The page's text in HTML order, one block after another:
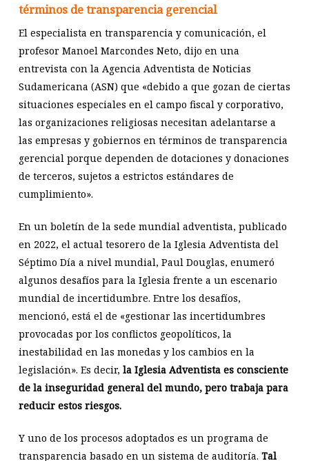
términos de transparencia gerencial
El especialista en transparencia y comunicación, el
profesor Manoel Marcondes Neto, dijo en una
entrevista con la Agencia Adventista de Noticias
Sudamericana (ASN) que «debido a que gozan de ciertas
situaciones especiales en el campo fiscal y corporativo,
las organizaciones religiosas necesitan adelantarse a
las empresas y gobiernos en términos de transparencia
gerencial porque dependen de dotaciones y donaciones
de terceros, sujetos a estrictos estándares de
cumplimiento».
En un boletín de la sede mundial adventista, publicado
en 2022, el actual tesorero de la Iglesia Adventista del
Séptimo Día a nivel mundial, Paul Douglas, enumeró
algunos desafíos para la Iglesia frente a un escenario
mundial de incertidumbre. Entre los desafíos,
mencionó, está el de «gestionar las incertidumbres
provocadas por los conflictos geopolíticos, la
inestabilidad en las monedas y los cambios en la
legislación». Es decir, la Iglesia Adventista es consciente
de la inseguridad general del mundo, pero trabaja para
reducir estos riesgos.
Y uno de los procesos adoptados es un programa de
transparencia basado en un sistema de auditoría. Tal